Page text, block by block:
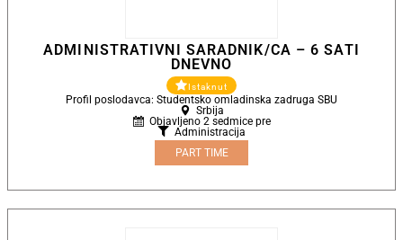
ADMINISTRATIVNI SARADNIK/CA – 6 SATI
DNEVNO
Istaknut
Profil poslodavca: Studentsko omladinska zadruga SBU
Srbija
Objavljeno 2 sedmice pre
Administracija
PART TIME